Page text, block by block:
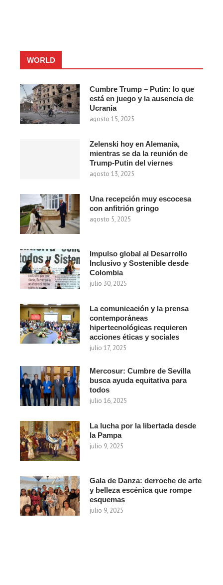
WORLD
Cumbre Trump – Putin: lo que
está en juego y la ausencia de
Ucrania
agosto 15, 2025
Zelenski hoy en Alemania,
mientras se da la reunión de
Trump-Putin del viernes
agosto 13, 2025
Una recepción muy escocesa
con anfitrión gringo
agosto 5, 2025
Impulso global al Desarrollo
Inclusivo y Sostenible desde
Colombia
julio 30, 2025
La comunicación y la prensa
contemporáneas
hipertecnológicas requieren
acciones éticas y sociales
julio 17, 2025
Mercosur: Cumbre de Sevilla
busca ayuda equitativa para
todos
julio 16, 2025
La lucha por la libertada desde
la Pampa
julio 9, 2025
Gala de Danza: derroche de arte
y belleza escénica que rompe
esquemas
julio 9, 2025